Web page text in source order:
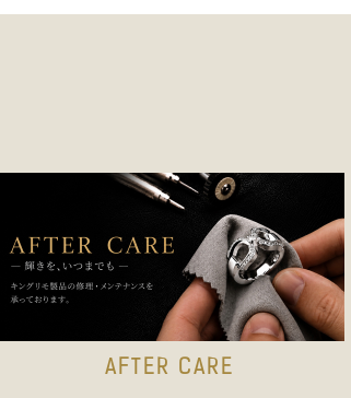
AFTER CARE